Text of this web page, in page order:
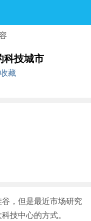
发表
科技城市
收藏
，但是最近市场研究
技中心的方式。